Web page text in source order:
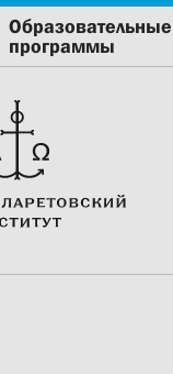
Образовательные
программы